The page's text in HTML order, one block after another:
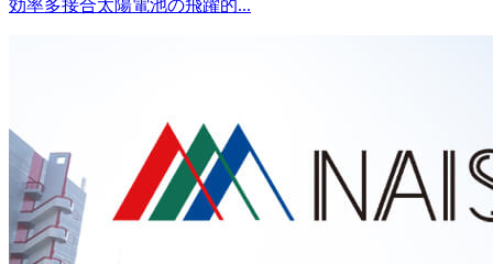
効率多接合太陽電池の飛躍的...